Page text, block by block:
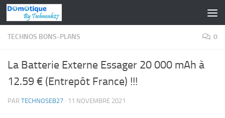
Skip to content
TECHNOS BONS-PLANS 0
La Batterie Externe Essager 20 000 mAh à
12.59 € (Entrepôt France) !!!
PAR TECHNOSEB27 · 11 NOVEMBRE 2021